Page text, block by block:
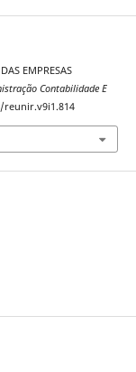
EMPRESAS
Contabilidade E
reunir.v9i1.814